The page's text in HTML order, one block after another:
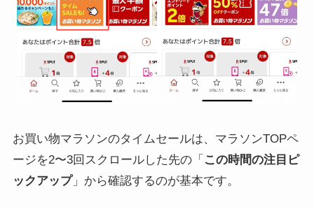
お買い物マラソンのタイムセールは、マラソンTOPペ
ージを2〜3回スクロールした先の「 この時間の注目ピ
ックアップ」から確認するのが基本です。